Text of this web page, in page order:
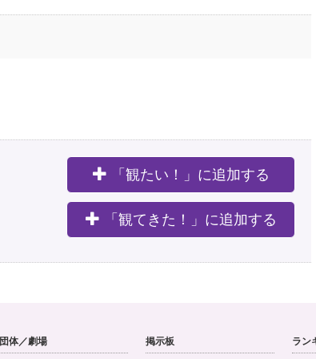
「観たい！」に追加する
「観てきた！」に追加する
団体／劇場 掲示板 ラン